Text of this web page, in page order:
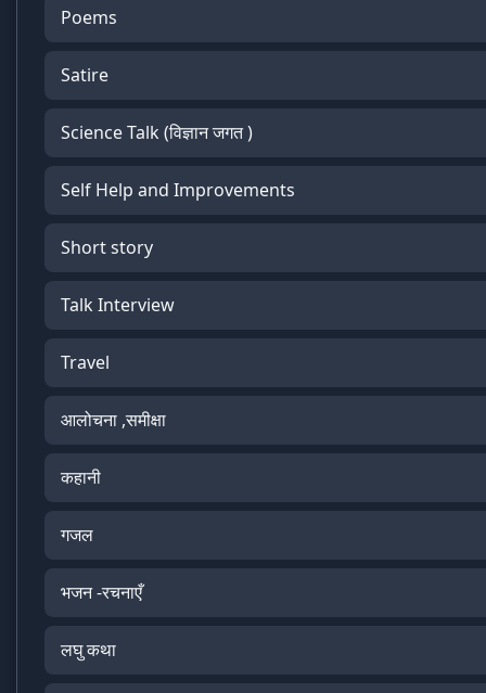
Poems
Satire
Science Talk (विज्ञान जगत )
Self Help and Improvements
Short story
Talk Interview
Travel
आलोचना ,समीक्षा
कहानी
गजल
भजन -रचनाएँ
लघु कथा